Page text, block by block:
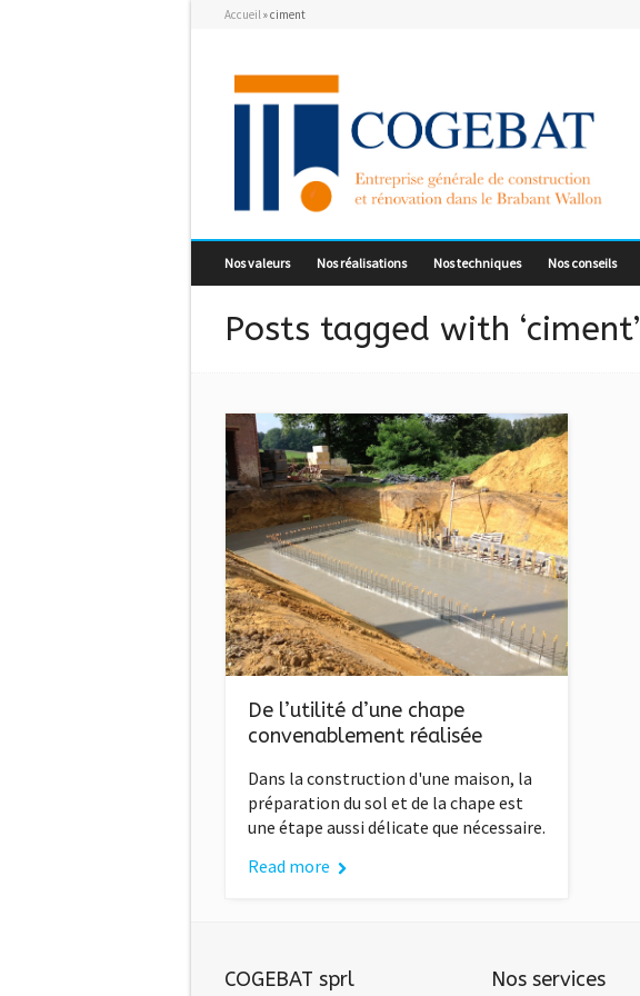
Accueil»ciment
Nos valeurs Nos réalisations Nos techniques Nos conseils
Posts tagged with ‘ciment’
De l’utilité d’une chape
convenablement réalisée
Dans la construction d'une maison, la
préparation du sol et de la chape est
une étape aussi délicate que nécessaire.
Read more
COGEBAT sprl Nos services